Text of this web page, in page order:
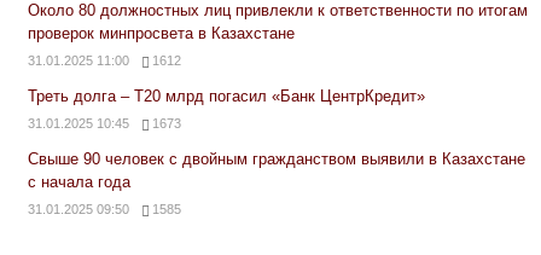
Около 80 должностных лиц привлекли к ответственности по итогам
проверок минпросвета в Казахстане
31.01.2025 11:00 1612
Треть долга – Т20 млрд погасил «Банк ЦентрКредит»
31.01.2025 10:45 1673
Свыше 90 человек с двойным гражданством выявили в Казахстане
с начала года
31.01.2025 09:50 1585